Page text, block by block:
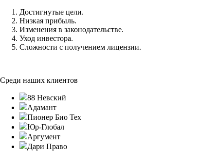
Достигнутые цели.
Низкая прибыль.
Изменения в законодательстве.
Уход инвестора.
Сложности с получением лицензии.
Среди наших клиентов
88 Невский
Адамант
Пионер Био Тех
Юр-Глобал
Аргумент
Дари Право